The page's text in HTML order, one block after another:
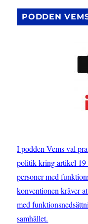
PODDEN
I podden Vems val
politik kring artikel 19
personer med
konventionen kräver
med
samhället.